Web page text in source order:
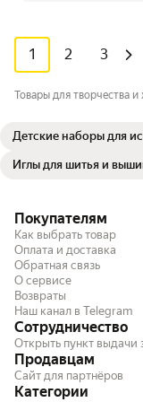
1 2 3
Товары для творчества и
Детские наборы для
Иглы для шитья и
Покупателям
Как выбрать товар
Оплата и доставка
Обратная связь
О сервисе
Возвраты
Наш канал в Telegram
Сотрудничество
Открыть пункт выдачи
Продавцам
Сайт для партнёров
Категории